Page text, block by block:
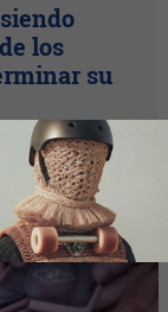
los
su